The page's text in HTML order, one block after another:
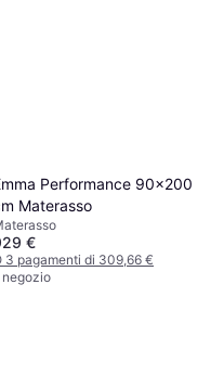
Performance 90x200
Materasso
€
3 pagamenti di 309,66 €
negozio